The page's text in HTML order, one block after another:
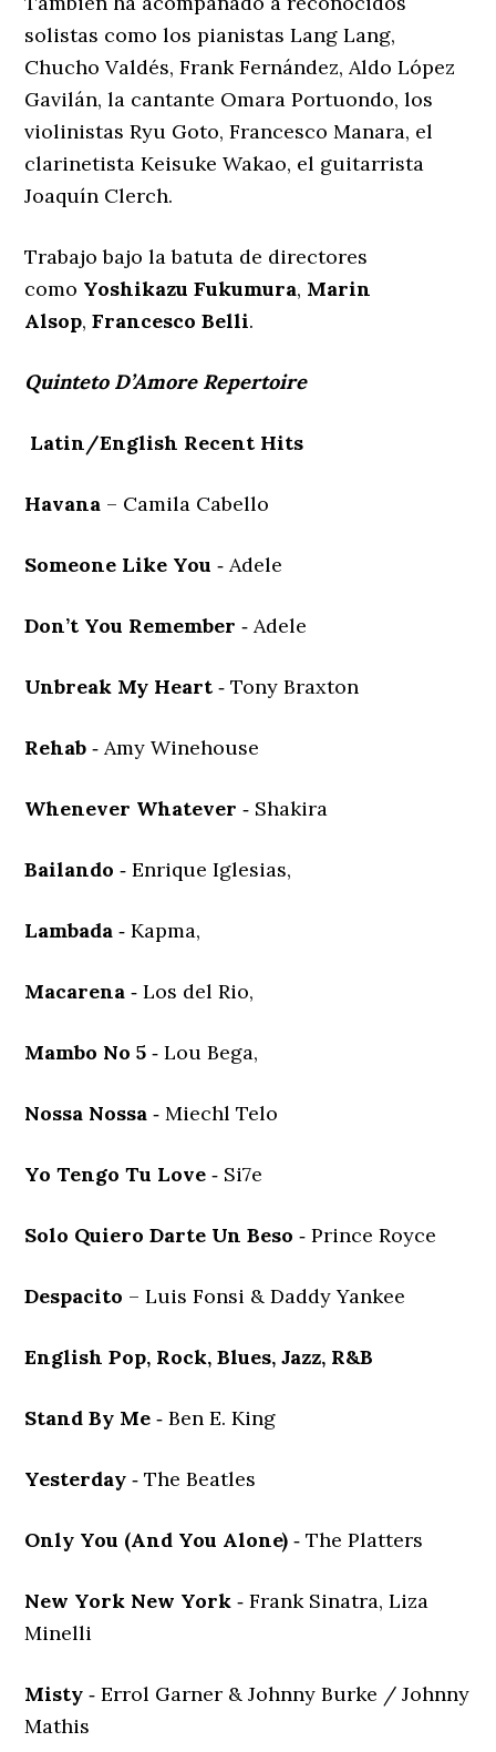
solistas como los pianistas Lang Lang,
Chucho Valdés, Frank Fernández, Aldo López
Gavilán, la cantante Omara Portuondo, los
violinistas Ryu Goto, Francesco Manara, el
clarinetista Keisuke Wakao, el guitarrista
Joaquín Clerch.
Trabajo bajo la batuta de directores
como Yoshikazu Fukumura, Marin
Alsop,Francesco Belli.
Quinteto D’Amore Repertoire
Latin/English Recent Hits
Havana – Camila Cabello
Someone Like You‐ Adele
Don’t You Remember‐ Adele
Unbreak My Heart‐ Tony Braxton
Rehab‐ Amy Winehouse
Whenever Whatever‐ Shakira
Bailando‐ Enrique Iglesias,
Lambada‐ Kapma,
Macarena‐ Los del Rio,
Mambo No 5‐ Lou Bega,
Nossa Nossa‐ Miechl Telo
Yo Tengo Tu Love‐ Si7e
Solo Quiero Darte Un Beso‐ Prince Royce
Despacito – Luis Fonsi & Daddy Yankee
English Pop, Rock, Blues, Jazz, R&B
Stand By Me‐ Ben E. King
Yesterday‐ The Beatles
Only You (And You Alone)‐ The Platters
New York New York‐ Frank Sinatra, Liza
Minelli
Misty‐ Errol Garner & Johnny Burke / Johnny
Mathis